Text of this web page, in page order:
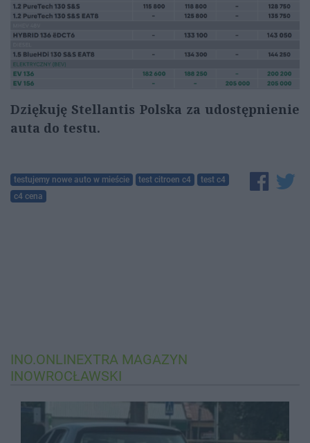
Dziękuję Stellantis Polska za udostępnienie
auta do testu.
testujemy nowe auto w mieście test citroen c4
test c4
c4 cena
INO.ONLINEXTRA MAGAZYN
INOWROCŁAWSKI